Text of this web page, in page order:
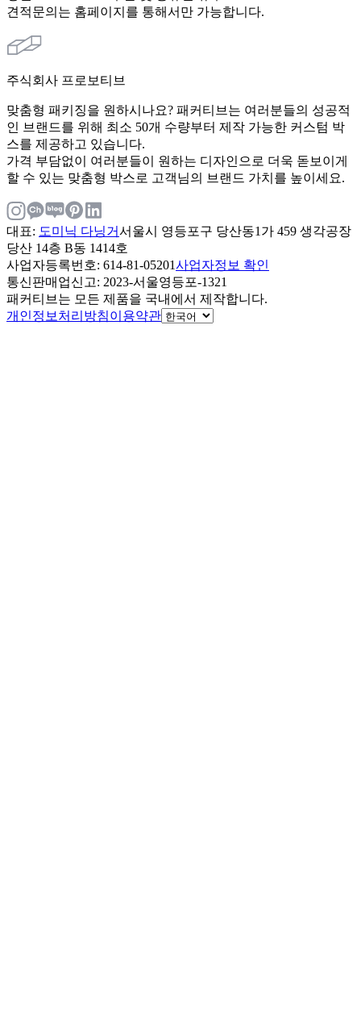
견적문의는 홈페이지를 통해서만 가능합니다.
주식회사 프로보티브
맞춤형 패키징을 원하시나요? 패커티브는 여러분들의 성공적
인 브랜드를 위해 최소 50개 수량부터 제작 가능한 커스텀 박
스를 제공하고 있습니다.
가격 부담없이 여러분들이 원하는 디자인으로 더욱 돋보이게
할 수 있는 맞춤형 박스로 고객님의 브랜드 가치를 높이세요.
대표: 도미닉 다닝거서울시 영등포구 당산동1가 459 생각공장
당산 14층 B동 1414호
사업자등록번호: 614-81-05201사업자정보 확인
통신판매업신고: 2023-서울영등포-1321
패커티브는 모든 제품을 국내에서 제작합니다.
개인정보처리방침이용약관